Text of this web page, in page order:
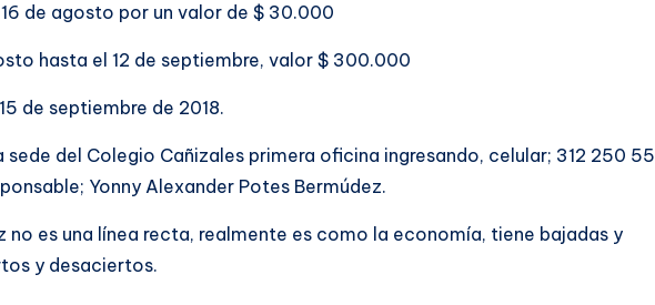
de agosto por un valor de $ 30.000
hasta el 12 de septiembre, valor $ 300.000
de septiembre de 2018.
sede del Colegio Cañizales primera oficina ingresando, celular; 312 250 55
Yonny Alexander Potes Bermúdez.
no es una línea recta, realmente es como la economía, tiene bajadas y
y desaciertos.